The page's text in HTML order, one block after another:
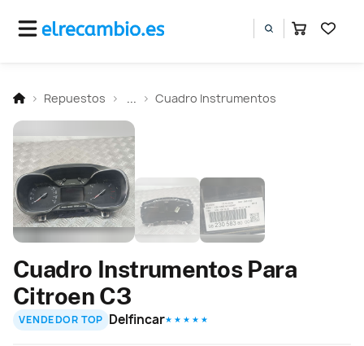
Repuestos Cuadro Instrumentos
Cuadro Instrumentos Para
Citroen C3
VENDEDOR TOP Delfincar★ ★ ★ ★ ★